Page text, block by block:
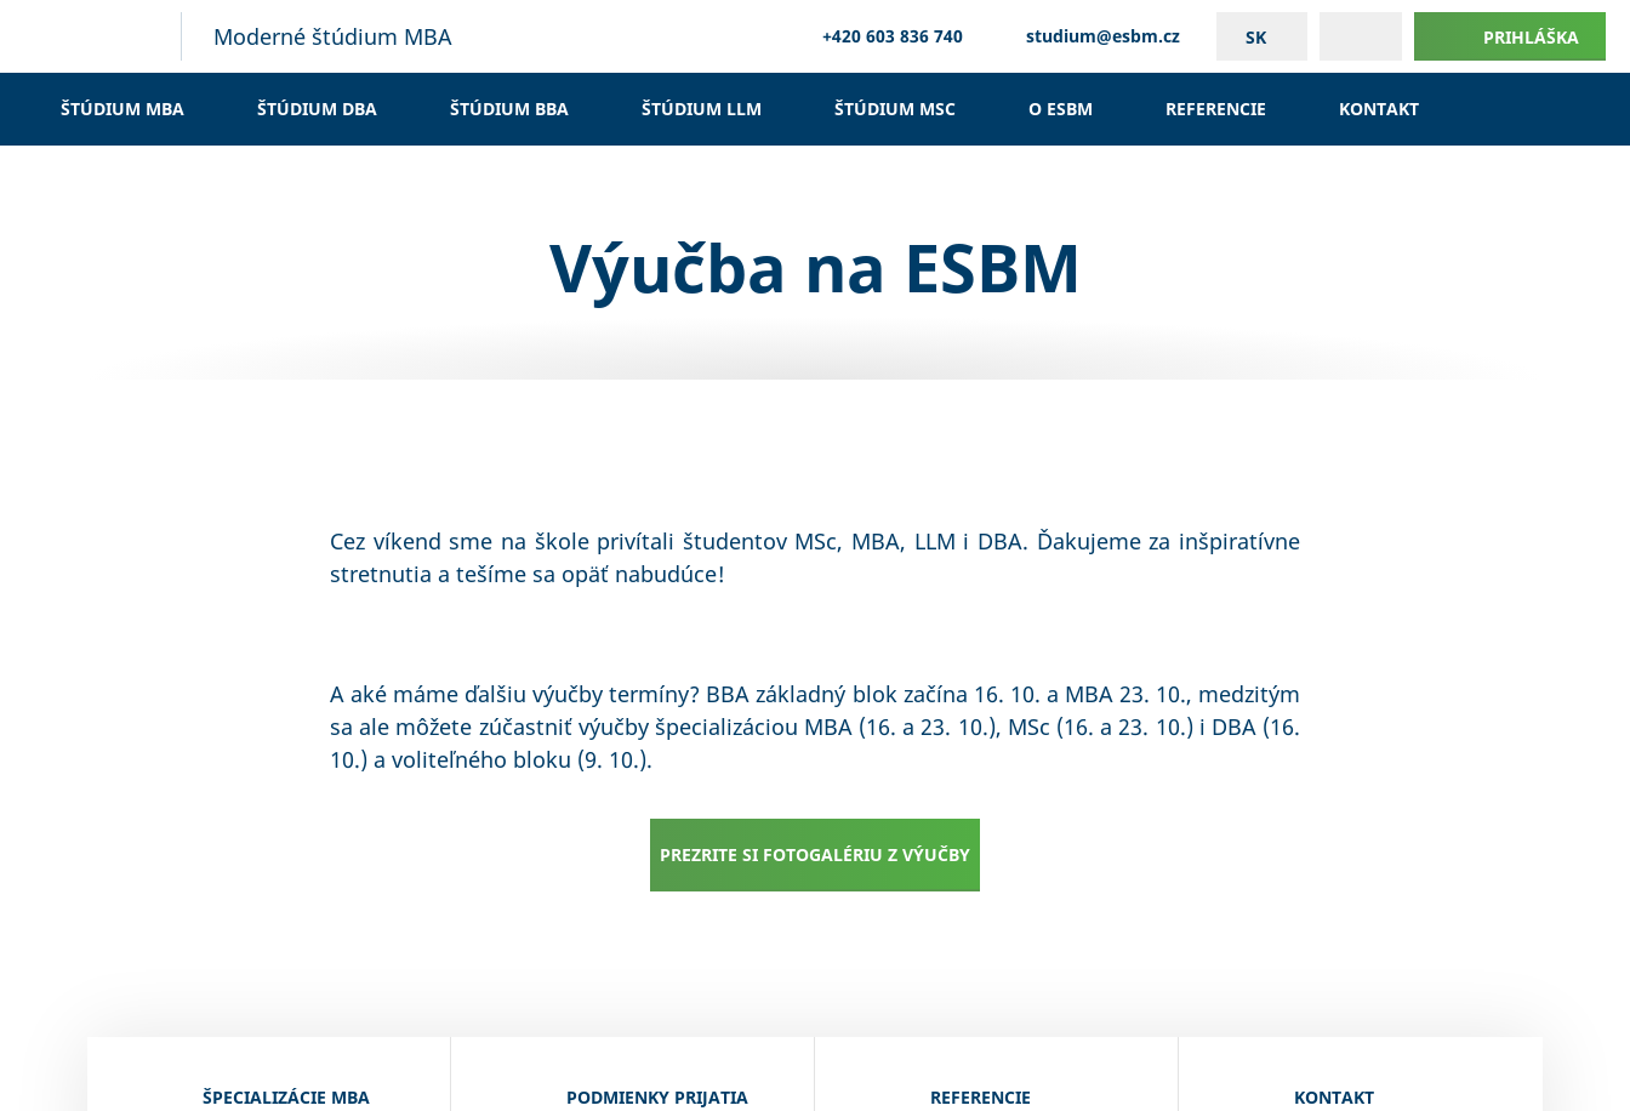
Moderné štúdium MBA SK PRIHLÁŠKA
+420 603 836 740 studium@esbm.cz
ŠTÚDIUM MBA ŠTÚDIUM DBA ŠTÚDIUM BBA ŠTÚDIUM LLM ŠTÚDIUM MSC O ESBM REFERENCIE KONTAKT
Výučba na ESBM
Cez víkend sme na škole privítali študentov MSc, MBA, LLM i DBA. Ďakujeme za inšpiratívne
stretnutia a tešíme sa opäť nabudúce!
A aké máme ďalšiu výučby termíny? BBA základný blok začína 16. 10. a MBA 23. 10., medzitým
sa ale môžete zúčastniť výučby špecializáciou MBA (16. a 23. 10.), MSc (16. a 23. 10.) i DBA (16.
10.) a voliteľného bloku (9. 10.).
PREZRITE SI FOTOGALÉRIU Z VÝUČBY
ŠPECIALIZÁCIE MBA PODMIENKY PRIJATIA REFERENCIE KONTAKT